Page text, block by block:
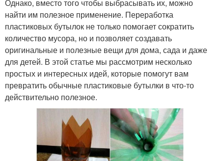
Однако, вместо того чтобы выбрасывать их, можно
найти им полезное применение. Переработка
пластиковых бутылок не только помогает сократить
количество мусора, но и позволяет создавать
оригинальные и полезные вещи для дома, сада и даже
для детей. В этой статье мы рассмотрим несколько
простых и интересных идей, которые помогут вам
превратить обычные пластиковые бутылки в что-то
действительно полезное.